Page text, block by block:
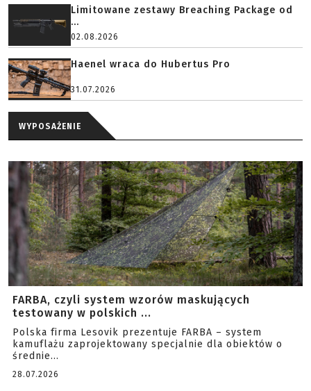
Limitowane zestawy Breaching Package od
...
02.08.2026
Haenel wraca do Hubertus Pro
31.07.2026
WYPOSAŻENIE
FARBA, czyli system wzorów maskujących
testowany w polskich ...
Polska firma Lesovik prezentuje FARBA – system
kamuflażu zaprojektowany specjalnie dla obiektów o
średnie...
28.07.2026